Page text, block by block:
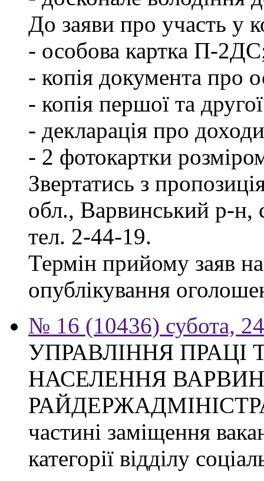
До заяви про участь у
- особова картка П-
- копія документа про
- копія першої та
- декларація про
- 2 фотокартки
Звертатись з
обл., Варвинський р-н,
тел. 2-44-19.
Термін прийому заяв
опублікування
№ 16 (10436) субота,
УПРАВЛІННЯ ПРАЦІ
НАСЕЛЕННЯ
частині заміщення
категорії відділу